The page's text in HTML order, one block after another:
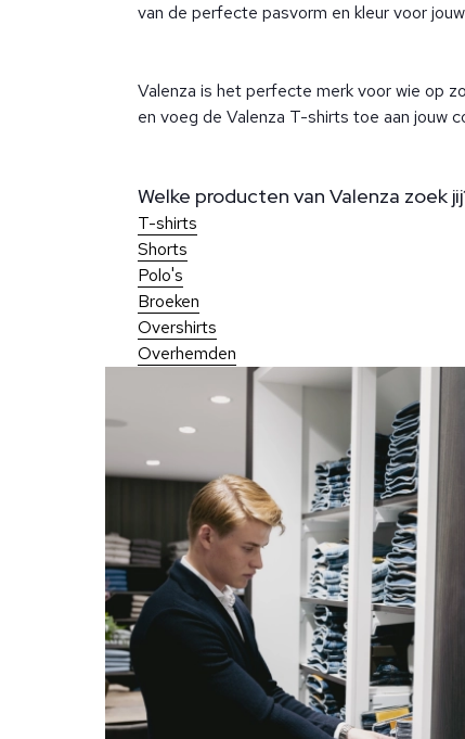
van de perfecte pasvorm en kleur voor
Valenza is het perfecte merk voor wie op
en voeg de Valenza T-shirts toe aan jouw
Welke producten van Valenza zoek
T-shirts
Shorts
Polo's
Broeken
Overshirts
Overhemden